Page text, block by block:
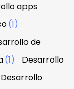
apps
(1)
de
(1)
Desarrollo
Desarrollo